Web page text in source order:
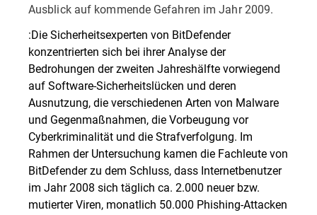
Ausblick auf kommende Gefahren im Jahr 2009.
:Die Sicherheitsexperten von BitDefender
konzentrierten sich bei ihrer Analyse der
Bedrohungen der zweiten Jahreshälfte vorwiegend
auf Software-Sicherheitslücken und deren
Ausnutzung, die verschiedenen Arten von Malware
und Gegenmaßnahmen, die Vorbeugung vor
Cyberkriminalität und die Strafverfolgung. Im
Rahmen der Untersuchung kamen die Fachleute von
BitDefender zu dem Schluss, dass Internetbenutzer
im Jahr 2008 sich täglich ca. 2.000 neuer bzw.
mutierter Viren, monatlich 50.000 Phishing-Attacken